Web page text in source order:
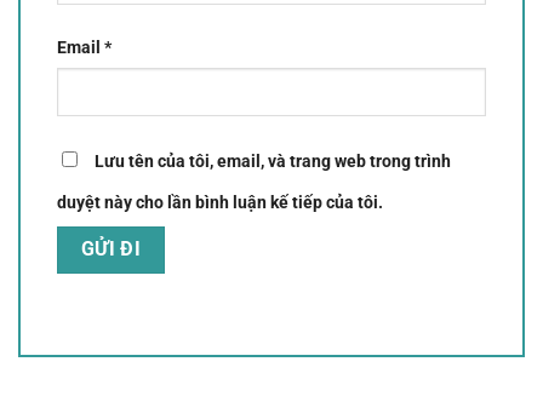
Email *
Lưu tên của tôi, email, và trang web trong trình
duyệt này cho lần bình luận kế tiếp của tôi.